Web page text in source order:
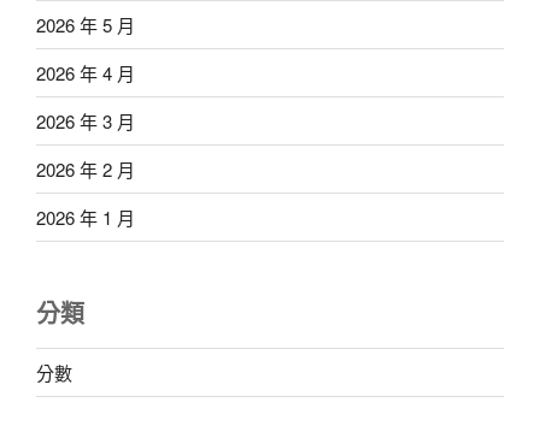
2026 年 5 月
2026 年 4 月
2026 年 3 月
2026 年 2 月
2026 年 1 月
分類
分數